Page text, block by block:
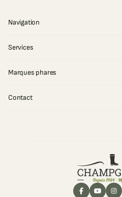
Navigation
Services
Marques phares
Contact